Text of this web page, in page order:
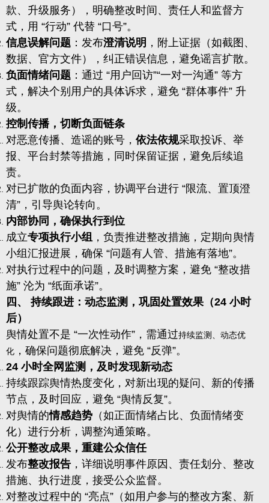
款、升级服务），明确整改时间、责任人和监督方
式，用 “行动” 代替 “口号”。
信息误解问题 ：发布澄清说明 ，附上证据（如截图、
数据、官方文件），纠正错误信息，避免谣言扩散。
负面情绪问题 ：通过 “用户回访”“一对一沟通” 等方
式，解决个别用户的具体诉求，避免 “群体事件” 升
级。
控制传播，切断负面链条
对恶意传播、造谣的账号， 依法依规采取投诉、举
报、平台封禁等措施，同时保留证据，避免后续追
责。
对已扩散的负面内容，协调平台进行 “限流、置顶澄
清”，引导舆论转向。
内部协同，确保执行到位
成立专项执行小组，负责推进整改措施，定期向舆情
小组汇报进展，确保 “问题有人管、措施有落地”。
对执行过程中的问题，及时调整方案，避免 “整改措
施” 沦为 “纸面承诺”。
四、 持续跟进：动态监测，巩固处置效果（24 小时
后）
舆情处置不是 “一次性动作”，需通过持续监测、动态优
化 ，确保问题彻底解决，避免 “反弹”。
24 小时全网监测，及时发现新动态
持续跟踪舆情热度变化，对新出现的疑问、新的传播
节点，及时回应，避免 “舆情反复”。
对舆情的情感趋势 （如正面情绪占比、负面情绪变
化）进行分析，调整沟通策略。
公开整改成果，重建公众信任
发布整改报告 ，详细说明事件原因、责任划分、整改
措施、执行进度，接受公众监督。
对整改过程中的 “亮点”（如用户参与的整改方案、新